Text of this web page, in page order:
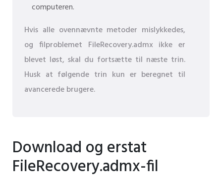
computeren.
Hvis alle ovennævnte metoder mislykkedes,
og filproblemet FileRecovery.admx ikke er
blevet løst, skal du fortsætte til næste trin.
Husk at følgende trin kun er beregnet til
avancerede brugere.
Download og erstat
FileRecovery.admx-fil